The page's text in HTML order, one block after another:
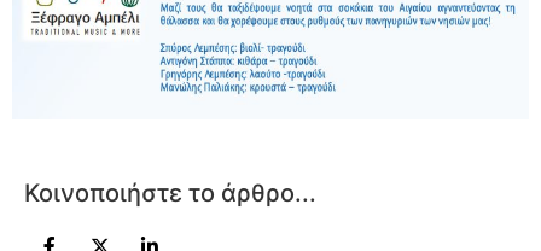
Κοινοποιήστε το άρθρο...